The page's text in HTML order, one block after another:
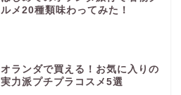
ルメ20種類味わってみた！
オランダで買える！お気に入りの
実力派プチプラコスメ5選